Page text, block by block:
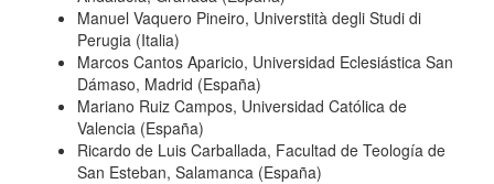
Manuel Vaquero Pineiro, Universtità degli Studi di
Perugia (Italia)
Marcos Cantos Aparicio, Universidad Eclesiástica San
Dámaso, Madrid (España)
Mariano Ruiz Campos, Universidad Católica de
Valencia (España)
Ricardo de Luis Carballada, Facultad de Teología de
San Esteban, Salamanca (España)